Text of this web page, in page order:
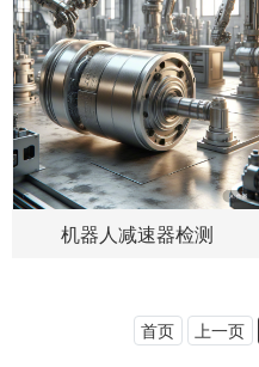
机器人减速器检测
首页 上一页